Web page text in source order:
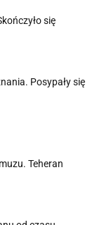
się
Posypały się
Teheran